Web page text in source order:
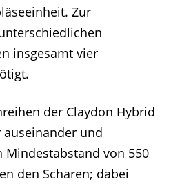
Zur
insgesamt vier
der Claydon Hybrid
auseinander und
Mindestabstand von 550
den Scharen; dabei